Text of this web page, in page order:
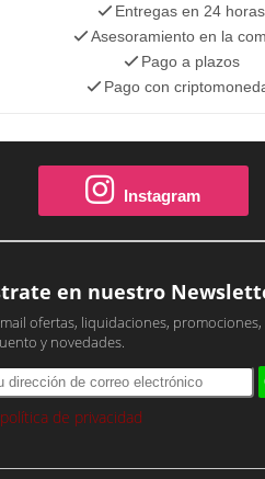
Entregas en 24 horas
Asesoramiento en la
Pago a plazos
Pago con
Instagram
en nuestro
ofertas, liquidaciones, promociones,
y novedades.
política de privacidad